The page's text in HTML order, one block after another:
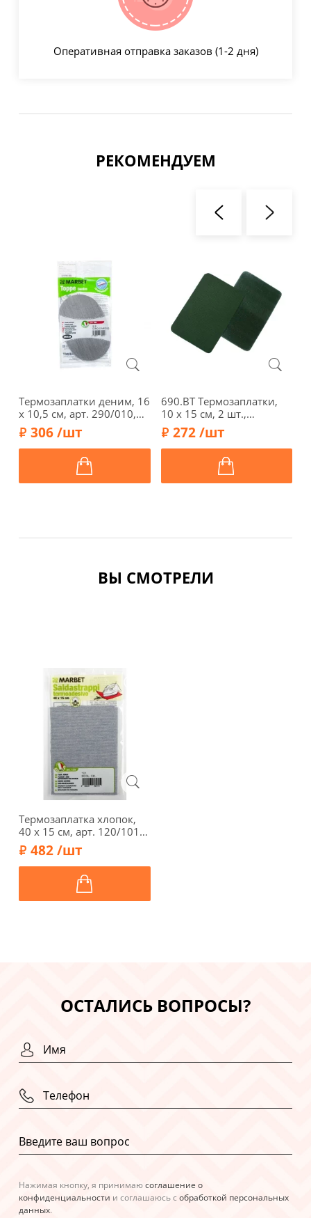
Оперативная отправка заказов (1-2 дня)
РЕКОМЕНДУЕМ
Термозаплатки деним, 16
х 10,5 см, арт. 290/010,
серый
306 /шт
690.BT Термозаплатки,
10 х 15 см, 2 шт.,
полиэстер/хлопок, цвет
зеленый бутылочный,
Hemline
272 /шт
ВЫ СМОТРЕЛИ
Термозаплатка хлопок,
40 х 15 см, арт. 120/101,
обесцв. джинс светлый
482 /шт
ОСТАЛИСЬ ВОПРОСЫ?
Нажимая кнопку, я принимаюсоглашение о
конфиденциальности и соглашаюсь с обработкой персональных
данных.